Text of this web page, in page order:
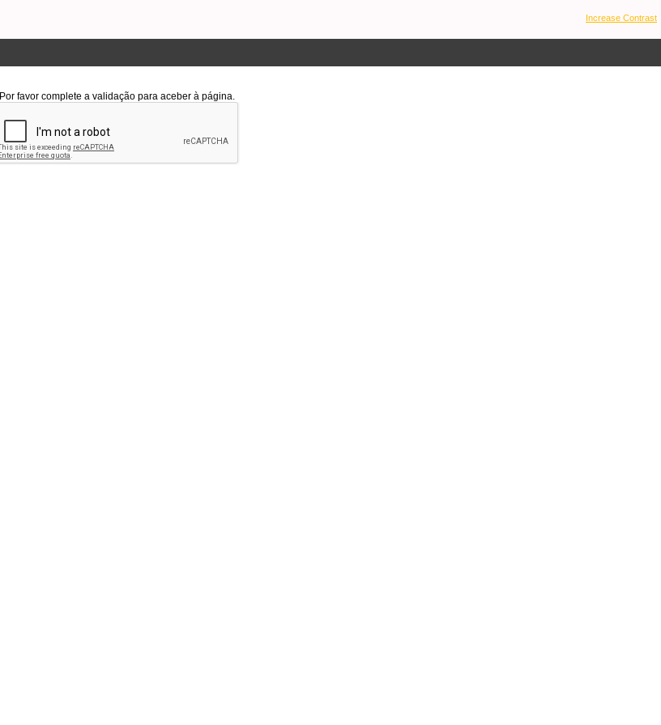
Increase Contrast
Por favor complete a validação para aceber à página.